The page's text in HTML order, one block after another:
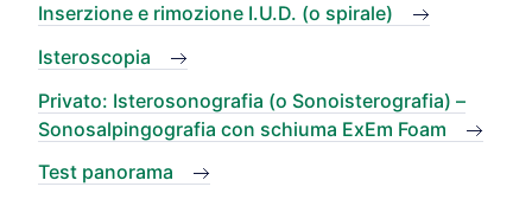
Inserzione e rimozione I.U.D. (o spirale)
Isteroscopia
Privato: Isterosonografia (o Sonoisterografia) –
Sonosalpingografia con schiuma ExEm Foam
Test panorama